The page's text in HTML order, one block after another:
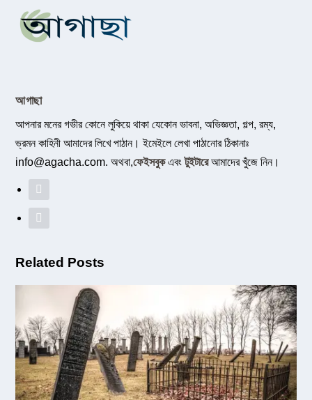
আগাছা
আপনার মনের গভীর কোনে লুকিয়ে থাকা যেকোন ভাবনা, অভিজ্ঞতা, গল্প, রম্য,
ভ্রমন কাহিনী আমাদের লিখে পাঠান। ইমেইলে লেখা পাঠানোর ঠিকানাঃ
info@agacha.com. অথবা,ফেইসবুকএবংটুইটারেআমাদের খুঁজে নিন।
Related Posts